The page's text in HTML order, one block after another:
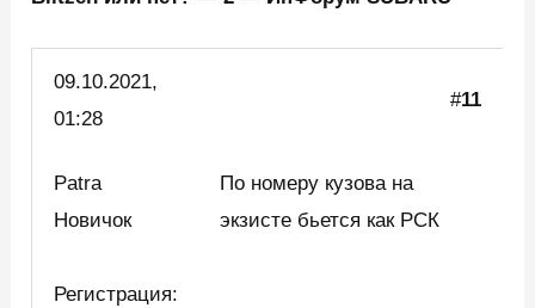
09.10.2021,
01:28
#11
Patra
Новичок
Регистрация:
По номеру кузова на
экзисте бьется как РСК